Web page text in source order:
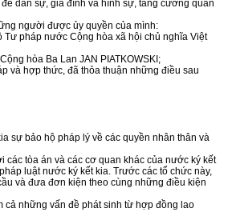
dân sự, gia đình và hình sự, tăng cường quan
người được ủy quyền của mình:
pháp nước Cộng hòa xã hội chủ nghĩa Việt
hòa Ba Lan JAN PIATKOWSKI;
và hợp thức, đã thỏa thuận những điều sau
sự bảo hộ pháp lý về các quyền nhân thân và
tòa án và các cơ quan khác của nước ký kết
luật nước ký kết kia. Trước các tổ chức này,
và đưa đơn kiện theo cùng những điều kiện
cả những vấn đề phát sinh từ hợp đồng lao